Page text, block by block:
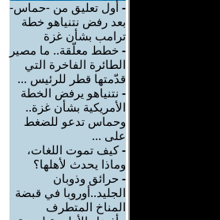
- أول تعليق من -حماس-
بعد رفض نتنياهو خطة
ترامب بشأن غزة
- خطط معلّقة.. ما مصير
الطائرة الفاخرة التي
قدّمتها قطر للرئيس ...
- نتنياهو يرفض الخطة
الأمريكية بشأن غزة..
وحماس تدعو للضغط
على ...
-كيف تموت اللغات،
وماذا يحدث لأهلها؟
- حرائق وذوبان
الجليد..أوروبا في قبضة
المناخ المتطرف